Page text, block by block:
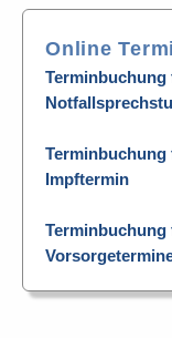
Online
Terminbuchung
Terminbuchung
Impftermin
Terminbuchung